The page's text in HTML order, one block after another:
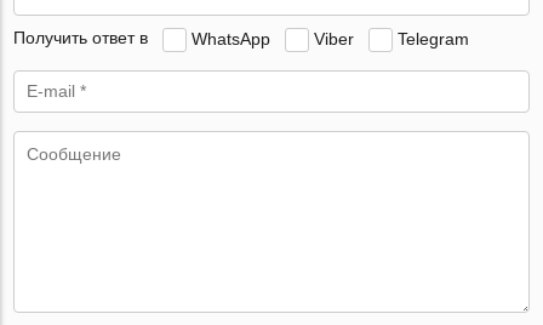
Получить ответ в WhatsApp Viber Telegram